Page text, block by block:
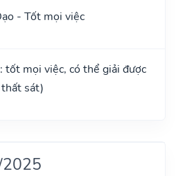
- Tốt mọi việc
tốt mọi việc, có thể giải được
sát)